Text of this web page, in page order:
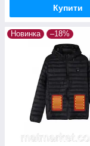
Купити
Новинка –18%